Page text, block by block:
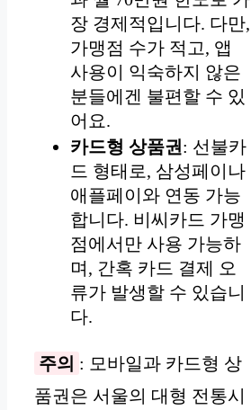
장 경제적입니다. 다만,
가맹점 수가 적고, 앱
사용이 익숙하지 않은
분들에겐 불편할 수 있
어요.
카드형 상품권 : 선불카
드 형태로, 삼성페이나
애플페이와 연동 가능
합니다. 비씨카드 가맹
점에서만 사용 가능하
며, 간혹 카드 결제 오
류가 발생할 수 있습니
다.
주의 : 모바일과 카드형 상
품권은 서울의 대형 전통시